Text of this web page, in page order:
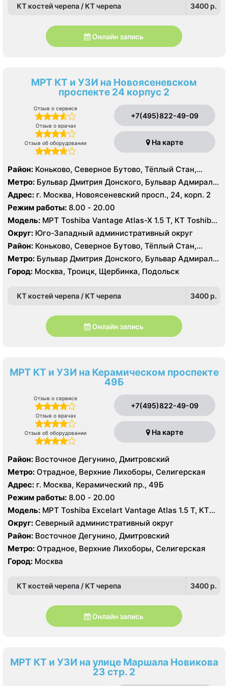
КТ костей черепа / КТ черепа 3400 p.
Онлайн запись
МРТ КТ и УЗИ на Новоясеневском
проспекте 24 корпус 2
Отзыв о сервисе
Отзыв о врачах
Отзыв об оборудовании
+7(495)822-49-09
На карте
Район: Коньково, Северное Бутово, Тёплый Стан,
Южное Бутово, Ясенево
Метро: Бульвар Дмитрия Донского, Бульвар Адмирала
Ушакова, Битцевский парк , Беляево, Аннино ,
Лесопарковая, Новоясеневская, Теплый Стан, Улица
Академика Янгеля, Улица Горчакова, Улица
Скобелевская, Улица Старокачаловская, Ясенево,
Коммунарка, Ольховая, Прокшино, Филатов Луг
Адрес: г. Москва, Новоясеневский просп., 24, корп. 2
Режим работы: 8.00 - 20.00
Модель: МРТ Toshiba Vantage Atlas-X 1.5 Т, КТ Toshiba
AQUILION RXL 16 срезов, УЗИ
Округ: Юго-Западный административный округ
Район: Коньково, Северное Бутово, Тёплый Стан,
Южное Бутово, Ясенево
Метро: Бульвар Дмитрия Донского, Бульвар Адмирала
Ушакова, Битцевский парк , Беляево, Аннино ,
Лесопарковая, Новоясеневская, Теплый Стан, Улица
Скобелевская, Улица Старокачаловская, Ясенево,
Коммунарка, Ольховая, Прокшино, Филатов Луг
Город: Москва, Троицк, Щербинка, Подольск
КТ костей черепа / КТ черепа 3400 p.
Онлайн запись
МРТ КТ и УЗИ на Керамическом проспекте
49Б
Отзыв о сервисе
Отзыв о врачах
Отзыв об оборудовании
+7(495)822-49-09
На карте
Район: Восточное Дегунино, Дмитровский
Метро: Отрадное, Верхние Лихоборы, Селигерская
Адрес: г. Москва, Керамический пр., 49Б
Режим работы: 8.00 - 20.00
Модель: МРТ Toshiba Excelart Vantage Atlas 1.5 Т, КТ
Siemens Somatom 40 срезов, УЗИ
Округ: Северный административный округ
Район: Восточное Дегунино, Дмитровский
Метро: Отрадное, Верхние Лихоборы, Селигерская
Город: Москва
КТ костей черепа / КТ черепа 3400 p.
Онлайн запись
МРТ КТ и УЗИ на улице Маршала Новикова
23 стр. 2